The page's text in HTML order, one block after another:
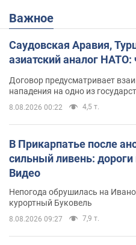
Важное
Саудовская Аравия,
азиатский аналог НАТО:
Договор предусматривает
нападения на одно из
8.08.2026 00:22 4,5 т.
В Прикарпатье после
сильный ливень: дороги
Видео
Непогода обрушилась на
курортный Буковель
8.08.2026 09:27 7,9 т.